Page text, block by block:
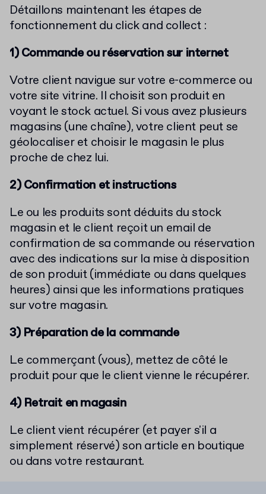
Détaillons maintenant les étapes de
fonctionnement du click and collect :
1) Commande ou réservation sur internet
Votre client navigue sur votre e-commerce ou
votre site vitrine. Il choisit son produit en
voyant le stock actuel. Si vous avez plusieurs
magasins (une chaîne), votre client peut se
géolocaliser et choisir le magasin le plus
proche de chez lui.
2) Confirmation et instructions
Le ou les produits sont déduits du stock
magasin et le client reçoit un email de
confirmation de sa commande ou réservation
avec des indications sur la mise à disposition
de son produit (immédiate ou dans quelques
heures) ainsi que les informations pratiques
sur votre magasin.
3) Préparation de la commande
Le commerçant (vous), mettez de côté le
produit pour que le client vienne le récupérer.
4) Retrait en magasin
Le client vient récupérer (et payer s'il a
simplement réservé) son article en boutique
ou dans votre restaurant.